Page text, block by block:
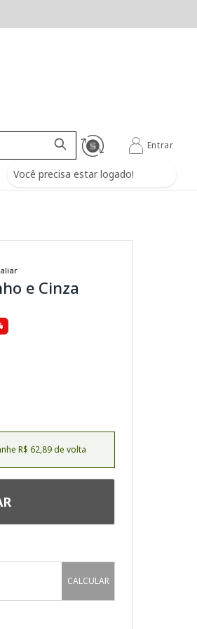
Você precisa estar logado!
Entrar
e Cinza
R$ 62,89 de volta
CALCULAR